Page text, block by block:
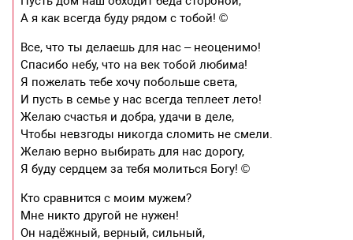
А я как всегда буду рядом с тобой! ©
Все, что ты делаешь для нас – неоценимо!
Спасибо небу, что на век тобой любима!
Я пожелать тебе хочу побольше света,
И пусть в семье у нас всегда теплеет лето!
Желаю счастья и добра, удачи в деле,
Чтобы невзгоды никогда сломить не смели.
Желаю верно выбирать для нас дорогу,
Я буду сердцем за тебя молиться Богу! ©
Кто сравнится с моим мужем?
Мне никто другой не нужен!
Он надёжный, верный, сильный,